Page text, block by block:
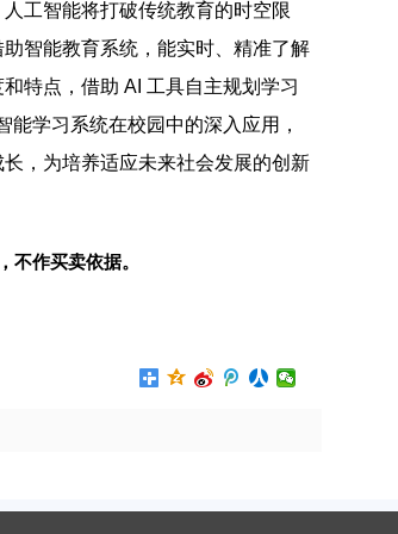
工智能将打破传统教育的时空限
智能教育系统，能实时、精准了解
特点，借助 AI 工具自主规划学习
学习系统在校园中的深入应用，
，为培养适应未来社会发展的创新
不作买卖依据。